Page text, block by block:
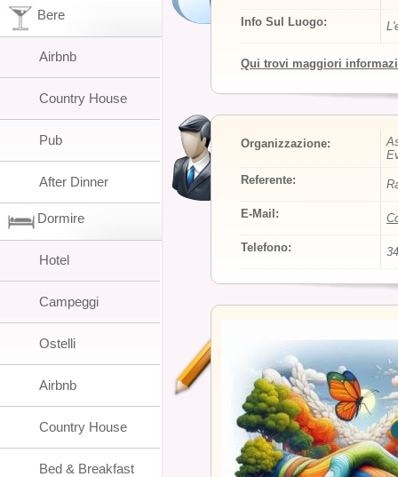
Info Sul Luogo:
Qui trovi maggiori
Organizzazione:
Referente:
E-Mail:
Telefono:
Bere
Airbnb
Country House
Pub
After Dinner
Dormire
Hotel
Campeggi
Ostelli
Airbnb
Country House
Bed & Breakfast